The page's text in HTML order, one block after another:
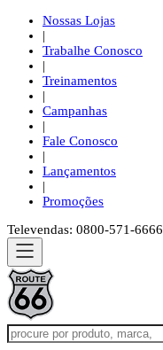
Nossas Lojas
|
Trabalhe Conosco
|
Treinamentos
|
Campanhas
|
Fale Conosco
|
Lançamentos
|
Promoções
Televendas: 0800-571-6666